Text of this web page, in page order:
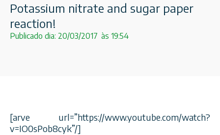
Potassium nitrate and sugar paper
reaction!
Publicado dia: 20/03/2017 às 19:54
[arve url=”https://www.youtube.com/watch?
v=IO0sPob8cyk”/]